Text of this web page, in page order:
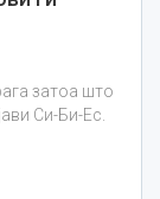
затоа што
Си-Би-Ес.